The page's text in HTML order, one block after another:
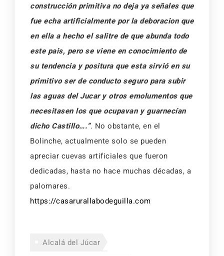
construcción primitiva no deja ya señales que
fue echa artificialmente por la deboracion que
en ella a hecho el salitre de que abunda todo
este pais, pero se viene en conocimiento de
su tendencia y positura que es­ta sirvió en su
primitivo ser de conducto seguro para subir
las aguas del Jucar y otros emolu­mentos que
necesitasen los que ocupavan y guarnecían
dicho Castillo….”. No obstante, en el
Bolinche, actualmente solo se pueden
apreciar cuevas artificiales que fueron
dedicadas, hasta no hace muchas décadas, a
palomares.
https://casarurallabodeguilla.com
Alcalá del Júcar